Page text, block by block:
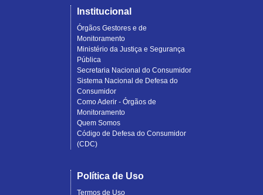
Institucional
Órgãos Gestores e de
Monitoramento
Ministério da Justiça e Segurança
Pública
Secretaria Nacional do Consumidor
Sistema Nacional de Defesa do
Consumidor
Como Aderir - Órgãos de
Monitoramento
Quem Somos
Código de Defesa do Consumidor
(CDC)
Política de Uso
Termos de Uso